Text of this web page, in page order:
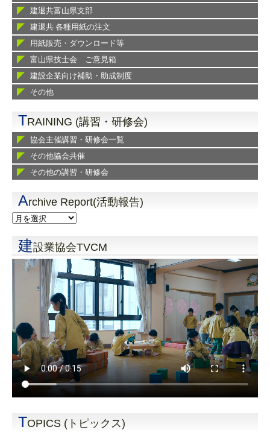
建退共富山県支部
建退共 各種用紙の注文
用紙販売・ダウンロード等
富山県技士会 ご意見箱
建設企業向け補助・助成制度
その他
TRAINING (講習・研修会)
協会主催講習・研修会一覧
その他協会共催
その他の講習・研修会
Archive Report(活動報告)
建設業協会TVCM
TOPICS (トピックス)